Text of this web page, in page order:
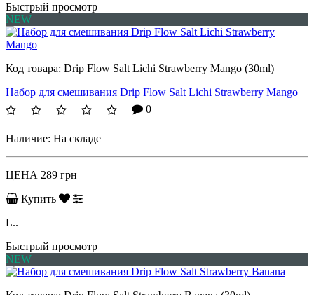
Быстрый просмотр
NEW
Код товара: Drip Flow Salt Lichi Strawberry Mango (30ml)
Набор для смешивания Drip Flow Salt Lichi Strawberry Mango
0
Наличие: На складе
ЦЕНА 289 грн
Купить
L..
Быстрый просмотр
NEW